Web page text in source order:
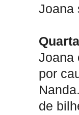
Joana
Joana
por
de